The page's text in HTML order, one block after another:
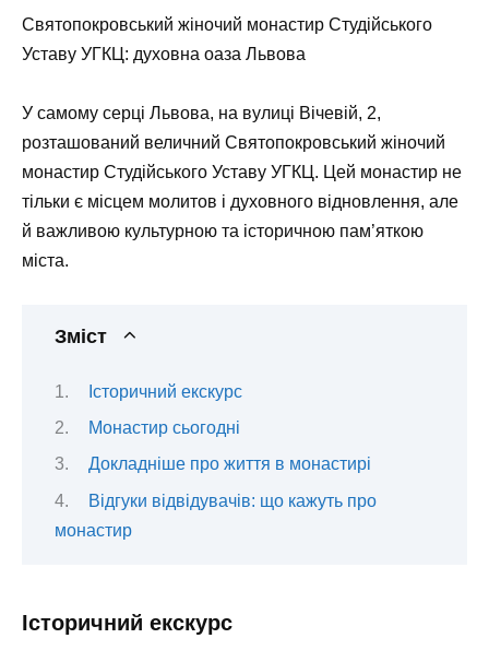
Святопокровський жіночий монастир Студійського
Уставу УГКЦ: духовна оаза Львова
У самому серці Львова, на вулиці Вічевій, 2,
розташований величний Святопокровський жіночий
монастир Студійського Уставу УГКЦ. Цей монастир не
тільки є місцем молитов і духовного відновлення, але
й важливою культурною та історичною пам’яткою
міста.
Зміст
Історичний екскурс
Монастир сьогодні
Докладніше про життя в монастирі
Відгуки відвідувачів: що кажуть про
монастир
Історичний екскурс